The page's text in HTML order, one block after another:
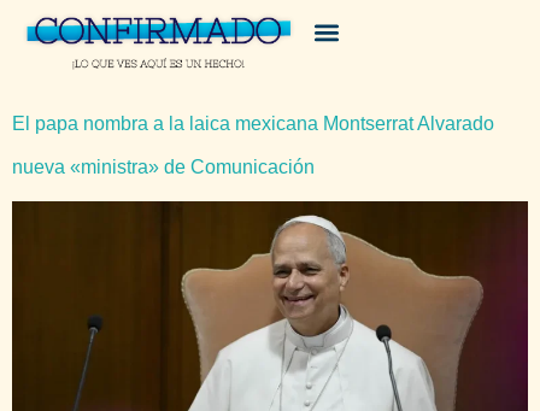
El papa nombra a la laica mexicana Montserrat Alvarado
nueva «ministra» de Comunicación